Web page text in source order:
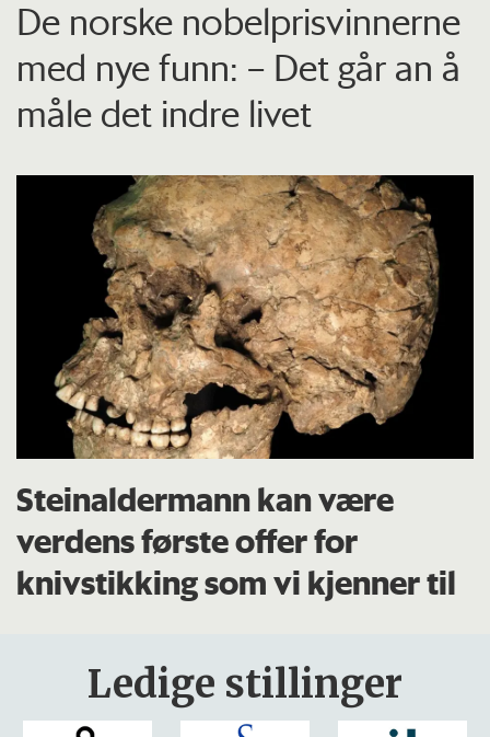
De norske nobelprisvinnerne
med nye funn: – Det går an å
måle det indre livet
Steinaldermann kan være
verdens første offer for
knivstikking som vi kjenner til
Ledige stillinger